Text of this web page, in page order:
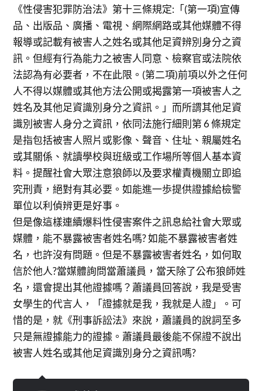
《性侵害犯罪防治法》第十三條規定:「(第一項)宣傳
品、出版品、廣播、電視、網際網路或其他媒體不得
報導或記載有被害人之姓名或其他足資辨別身分之資
訊。但經有行為能力之被害人同意、檢察官或法院依
法認為有必要者，不在此限。(第二項)前項以外之任何
人不得以媒體或其他方法公開或揭露第一項被害人之
姓名及其他足資識別身分之資訊。」而所謂其他足資
識別被害人身分之資訊，依同法施行細則第 6 條規定
是指包括被害人照片或影像、聲音、住址、親屬姓名
或其關係、就讀學校與班級或工作場所等個人基本資
料。提醒社會大眾注意狼師以及要求權責機關立即追
究刑責，絕對有其必要。如能進一歩提供證據給檢警
單位以利偵辨更是好事。
但是像這樣連續爆料性侵害案件之訊息給社會大眾或
媒體，能不暴露被害者姓名嗎? 如能不暴露被害者姓
名，也許沒有問題。但是不暴露被害者姓名，如何取
信於他人?當媒體詢問當蕭議員，當天除了公布狼師姓
名，還會提出其他證據嗎？蕭議員回答說，我是受害
女學生的代言人，「證據就是我，我就是人證」。可
惜的是，就《刑事訴訟法》來說，蕭議員的說詞至多
只是無證據能力的證據。蕭議員最後能不保證不說出
被害人姓名或其他足資識別身分之資訊嗎?